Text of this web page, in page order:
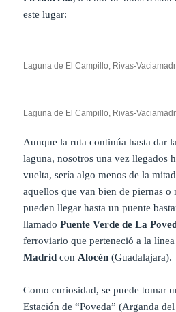
este lugar:
Laguna de El Campillo, Rivas-
Laguna de El Campillo, Rivas-
Aunque la ruta continúa hasta dar
laguna, nosotros una vez llegados
vuelta, sería algo menos de la
aquellos que van bien de piernas o
pueden llegar hasta un puente
llamadoPuente Verde de La
ferroviario que perteneció a la
Madrid con Alocén (Guadalajara).
Como curiosidad, se puede tomar
Estación de “Poveda” (Arganda